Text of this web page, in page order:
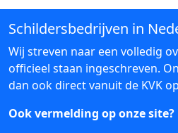
Schildersbedrijven in
Wij streven naar een volledig
officieel staan ingeschreven.
dan ook direct vanuit de KVK
Ook vermelding op onze site?